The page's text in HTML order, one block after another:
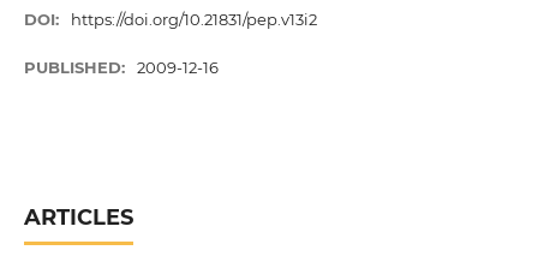
DOI: https://doi.org/10.21831/pep.v13i2
PUBLISHED: 2009-12-16
ARTICLES